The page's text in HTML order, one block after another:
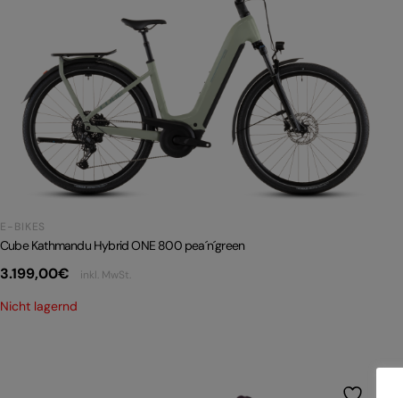
E-BIKES
Cube Kathmandu Hybrid ONE 800 pea´n´green
3.199,00€ inkl. MwSt.
Nicht lagernd